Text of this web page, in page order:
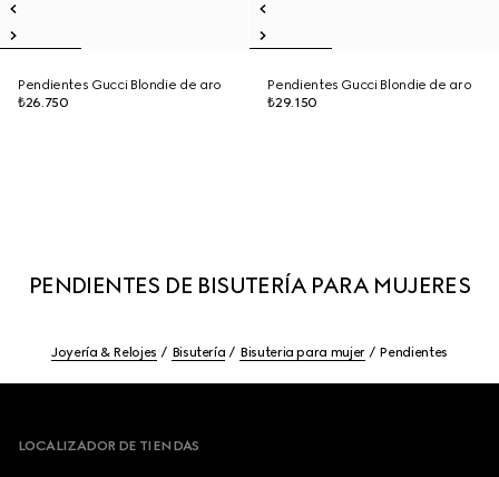
Pendientes Gucci Blondie de aro
₺26.750
Pendientes Gucci Blondie de aro
₺29.150
PENDIENTES DE BISUTERÍA PARA MUJERES
Joyería & Relojes Bisutería Bisuteria para mujer Pendientes
LOCALIZADOR DE TIENDAS